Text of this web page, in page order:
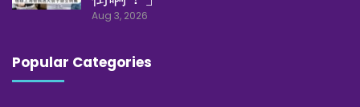
Aug 3, 2026
Popular Categories